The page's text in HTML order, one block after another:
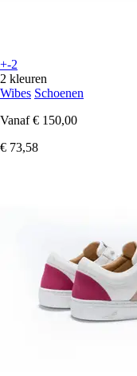
+-2
2 kleuren
Wibes Schoenen
Vanaf € 150,00
€ 73,58